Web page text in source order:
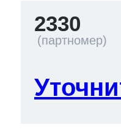
2330